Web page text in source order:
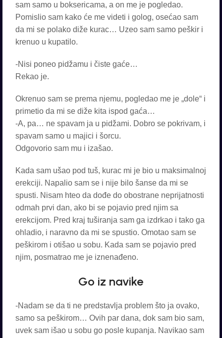
sam samo u boksericama, a on me je pogledao.
Pomislio sam kako će me videti i golog, osećao sam
da mi se polako diže kurac… Uzeo sam samo peškir i
krenuo u kupatilo.
-Nisi poneo pidžamu i čiste gaće…
Rekao je.
Okrenuo sam se prema njemu, pogledao me je „dole“ i
primetio da mi se diže kita ispod gaća…
-A, pa… ne spavam ja u pidžami. Dobro se pokrivam, i
spavam samo u majici i šorcu.
Odgovorio sam mu i izašao.
Kada sam ušao pod tuš, kurac mi je bio u maksimalnoj
erekciji. Napalio sam se i nije bilo šanse da mi se
spusti. Nisam hteo da dođe do obostrane neprijatnosti
odmah prvi dan, ako bi se pojavio pred njim sa
erekcijom. Pred kraj tuširanja sam ga izdrkao i tako ga
ohladio, i naravno da mi se spustio. Omotao sam se
peškirom i otišao u sobu. Kada sam se pojavio pred
njim, posmatrao me je iznenađeno.
Go iz navike
-Nadam se da ti ne predstavlja problem što ja ovako,
samo sa peškirom… Ovih par dana, dok sam bio sam,
uvek sam išao u sobu go posle kupanja. Navikao sam